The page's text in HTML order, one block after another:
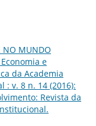
NO MUNDO
e
da Academia
: v. 8 n. 14 (2016):
Revista da